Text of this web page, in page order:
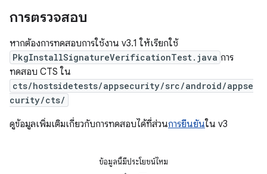
การตรวจสอบ
หากต้องการทดสอบการใช้งาน v3.1 ให้เรียกใช้
PkgInstallSignatureVerificationTest.java การ
ทดสอบ CTS ใน
cts/hostsidetests/appsecurity/src/android/appse
curity/cts/
ดูข้อมูลเพิ่มเติมเกี่ยวกับการทดสอบได้ที่ส่วนการยืนยันใน v3
ข้อมูลนี้มีประโยชน์ไหม